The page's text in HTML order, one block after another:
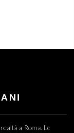
a Roma. Le